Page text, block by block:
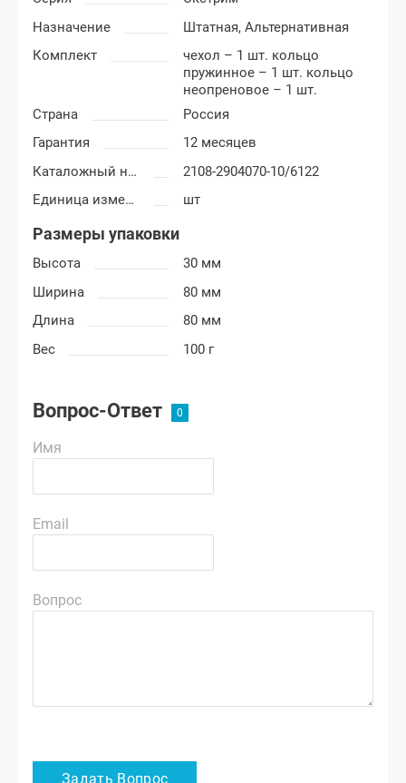
Назначение
Штатная,Альтернативная
Комплект
чехол – 1 шт. кольцо
пружинное – 1 шт. кольцо
неопреновое – 1 шт.
Страна
Россия
Гарантия
12 месяцев
Каталожный номер
2108-2904070-10/6122
Единица измерения
шт
Размеры упаковки
Высота
30 мм
Ширина
80 мм
Длина
80 мм
Вес
100 г
Вопрос-Ответ
Имя
Email
Вопрос